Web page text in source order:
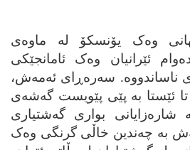
وه‌ک یۆنسکۆ له‌ ماوه‌ی
ئێرانیان وه‌ک ئامانجێکی
ناساندووه‌. سه‌ره‌ڕای ئه‌مه‌ش،
تا ئێستا به‌ پێی پێویست گه‌شه‌ی
شاره‌زایانی بواری گه‌شتیاری
به‌ چه‌ندین خاڵی گرنگی وه‌ک